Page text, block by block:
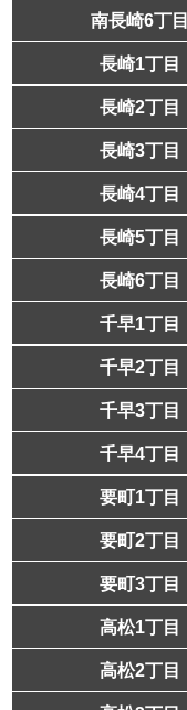
南長崎6丁目
長崎1丁目
長崎2丁目
長崎3丁目
長崎4丁目
長崎5丁目
長崎6丁目
千早1丁目
千早2丁目
千早3丁目
千早4丁目
要町1丁目
要町2丁目
要町3丁目
高松1丁目
高松2丁目